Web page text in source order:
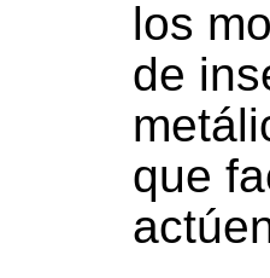
los
de
que